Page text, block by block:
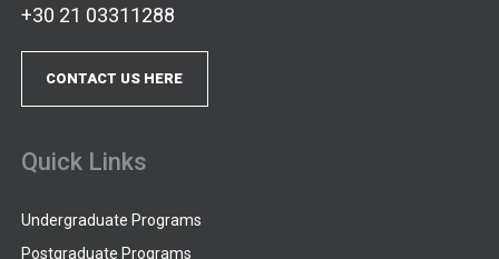
+30 21 03311288
CONTACT US HERE
Quick Links
Undergraduate Programs
Postgraduate Programs